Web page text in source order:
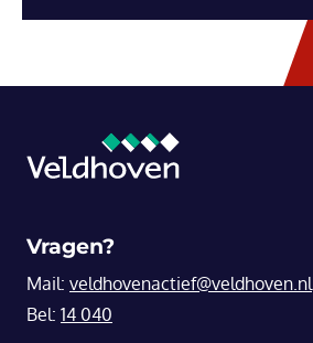
Vragen?
Mail: veldhovenactief@veldhoven.nl
Bel: 14 040